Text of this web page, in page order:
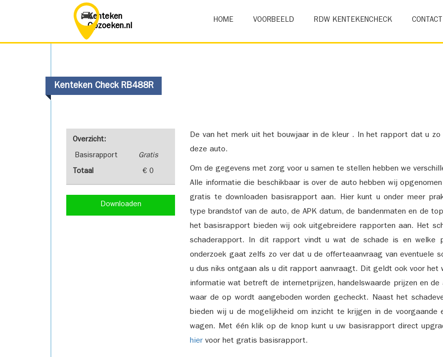
Kenteken
Opzoeken.nl
HOME VOORBEELD RDW KENTEKENCHECK CONTACT
Kenteken Check RB488R
Overzicht:
Basisrapport Gratis
Totaal € 0
Downloaden
De van het merk uit het bouwjaar in de kleur . In het rapport dat u
deze auto.
Om de gegevens met zorg voor u samen te stellen hebben we
Alle informatie die beschikbaar is over de auto hebben wij
gratis te downloaden basisrapport aan. Hier kunt u onder meer
type brandstof van de auto, de APK datum, de bandenmaten en de
het basisrapport bieden wij ook uitgebreidere rapporten aan. Het
schaderapport. In dit rapport vindt u wat de schade is en welke
onderzoek gaat zelfs zo ver dat u de offerteaanvraag van eventuele
u dus niks ontgaan als u dit rapport aanvraagt. Dit geldt ook voor
informatie wat betreft de internetprijzen, handelswaarde prijzen en
waar de op wordt aangeboden worden gecheckt. Naast het
bieden wij u de mogelijkheid om inzicht te krijgen in de voorgaande
wagen. Met één klik op de knop kunt u uw basisrapport direct
hier voor het gratis basisrapport.